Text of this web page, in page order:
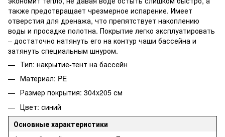
также предотвращает чрезмерное испарение. Имеет
отверстия для дренажа, что препятствует накоплению
воды и просадке полотна. Покрытие легко эксплуатировать
– достаточно натянуть его на контур чаши бассейна и
затянуть специальным шнуром.
Тип: накрытие-тент на бассейн
Материал: PE
Размер покрытия: 304x205 см
Цвет: синий
Основные характеристики